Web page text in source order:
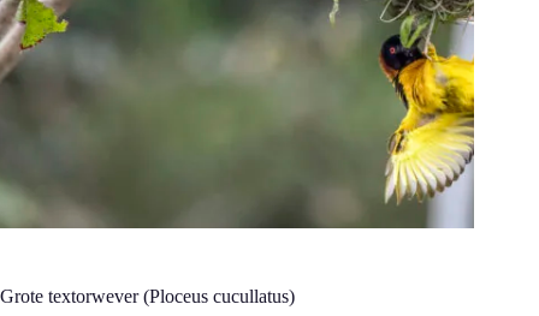
Grote textorwever (Ploceus cucullatus)